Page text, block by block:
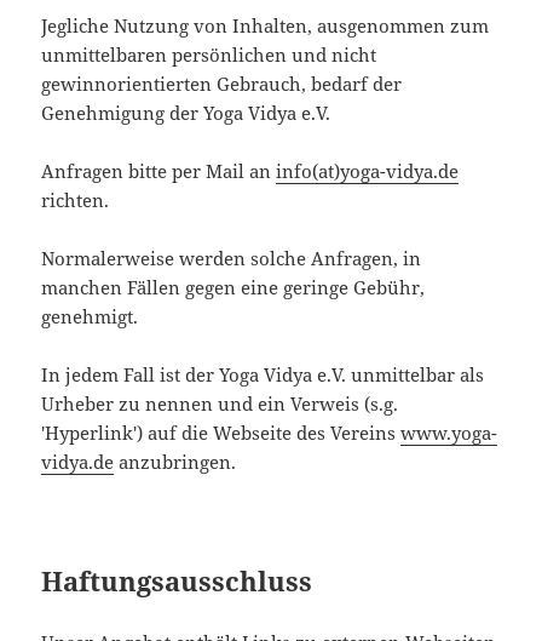
Jegliche Nutzung von Inhalten, ausgenommen zum
unmittelbaren persönlichen und nicht
gewinnorientierten Gebrauch, bedarf der
Genehmigung der Yoga Vidya e.V.
Anfragen bitte per Mail aninfo(at)yoga-vidya.de
richten.
Normalerweise werden solche Anfragen, in
manchen Fällen gegen eine geringe Gebühr,
genehmigt.
In jedem Fall ist der Yoga Vidya e.V. unmittelbar als
Urheber zu nennen und ein Verweis (s.g.
'Hyperlink') auf die Webseite des Vereinswww.yoga-
vidya.de anzubringen.
Haftungsausschluss